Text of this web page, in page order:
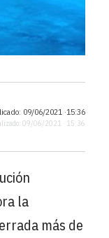
09/06/2021 ·15:36
09/06/2021 · 15:36
la
más de